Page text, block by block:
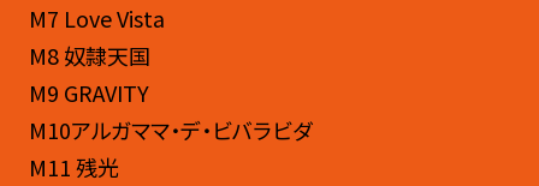
M7 Love Vista
M8 奴隷天国
M9 GRAVITY
M10アルガママ・デ・ビバラビダ
M11 残光